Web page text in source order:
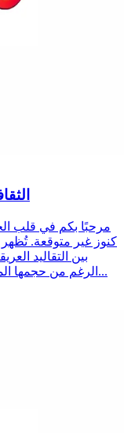
مرحبًا بكم في قلب
كنوز غير متوقعة. تُظهر
بين التقاليد
الرغم من حجمها المتواضع، بثراء تاريخي استثنائي. يعود إرثها إلى...